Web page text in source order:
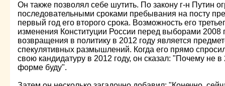
Он также позволял себе шутить. По закону г-н Путин
последовательными сроками пребывания на посту
первый год его второго срока. Возможность его
изменения Конституции России перед выборами 2008
возвращения в политику в 2012 году является
спекулятивных размышлений. Когда его прямо
свою кандидатуру в 2012 году, он сказал: "Почему не
форме буду".